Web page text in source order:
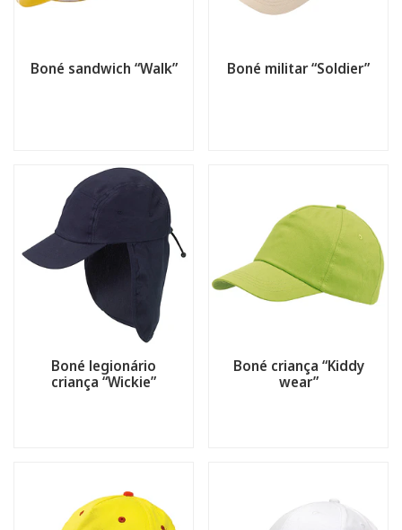
Boné sandwich “Walk” Boné militar “Soldier”
Boné legionário
criança “Wickie”
Boné criança “Kiddy
wear”